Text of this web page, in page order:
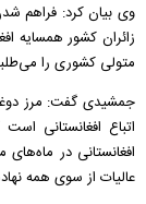
وی بیان کرد: فراهم
زائران کشور همسایه
متولی کشوری را
جمشیدی گفت: مرز
اتباع افغانستانی
افغانستانی در
عالیات از سوی همه